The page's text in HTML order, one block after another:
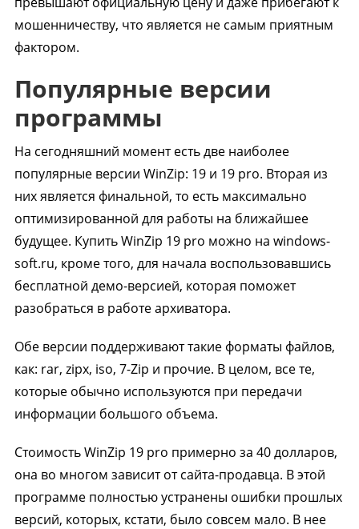
мошенничеству, что является не самым приятным
фактором.
Популярные версии
программы
На сегодняшний момент есть две наиболее
популярные версии WinZip: 19 и 19 pro. Вторая из
них является финальной, то есть максимально
оптимизированной для работы на ближайшее
будущее. Купить WinZip 19 pro можно на windows-
soft.ru, кроме того, для начала воспользовавшись
бесплатной демо-версией, которая поможет
разобраться в работе архиватора.
Обе версии поддерживают такие форматы файлов,
как: rar, zipx, iso, 7-Zip и прочие. В целом, все те,
которые обычно используются при передачи
информации большого объема.
Стоимость WinZip 19 pro примерно за 40 долларов,
она во многом зависит от сайта-продавца. В этой
программе полностью устранены ошибки прошлых
версий, которых, кстати, было совсем мало. В нее